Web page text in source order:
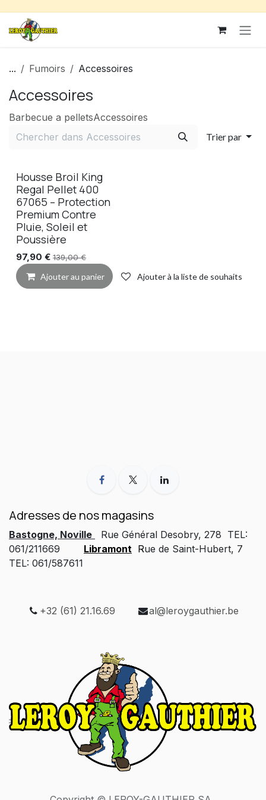
Se rendre au contenu
... Fumoirs Accessoires
Accessoires
Barbecue a pelletsAccessoires
Trier par
Housse Broil King
Regal Pellet 400
67065 – Protection
Premium Contre
Pluie, Soleil et
Poussière
97,90 € 139,00€
Ajouter au panier Ajouter à la liste de souhaits
Adresses de nos magasins
Bastogne, Noville
Rue Général Desobry, 278 TEL:
061/211669
Libramont Rue de Saint-Hubert, 7
TEL: 061/587611
+32 (61) 21.16.69 al@leroygauthier.be